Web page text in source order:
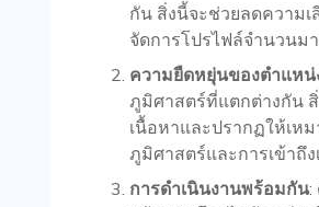
กัน สิ่งนี้จะช่วยลดความ
จัดการโปรไฟล์จำนวนม
ความยืดหยุ่นของตำแห
ภูมิศาสตร์ที่แตกต่างกัน
เนื้อหาและปรากฏให้เห
ภูมิศาสตร์และการเข้าถึ
การดำเนินงานพร้อมกัน: